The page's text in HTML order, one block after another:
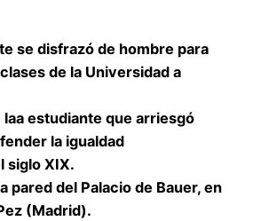
se disfrazó de hombre para
de la Universidad a
laa estudiante que arriesgó
la igualdad
siglo XIX.
pared del Palacio de Bauer, en
(Madrid).